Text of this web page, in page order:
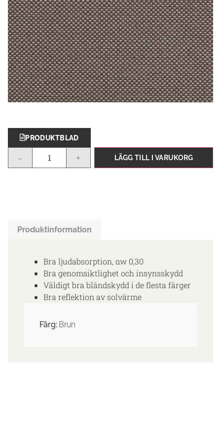
PRODUKTBLAD
- + LÄGG TILL I VARUKORG
Produktinformation
Bra ljudabsorption, αw 0,30
Bra genomsiktlighet och insynsskydd
Väldigt bra bländskydd i de flesta färger
Bra reflektion av solvärme
Färg: Brun